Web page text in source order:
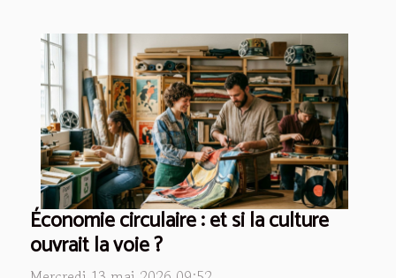
Économie circulaire : et si la culture
ouvrait la voie ?